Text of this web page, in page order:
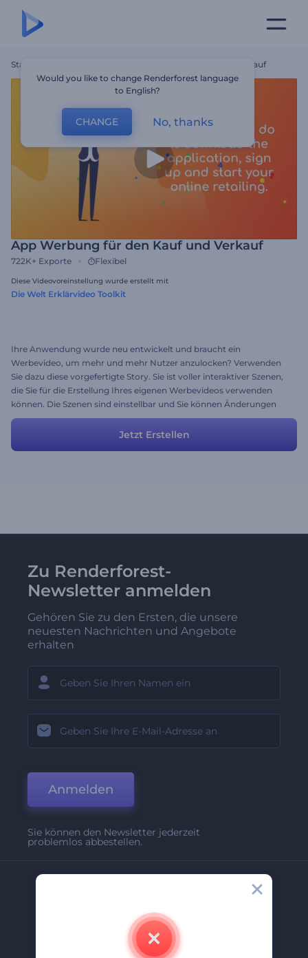
Startseite App Werbung Für Den Kauf Und Verkauf
App Werbung für den Kauf und Verkauf
722K+ Exporte Flexibel
Diese Videovoreinstellung wurde erstellt mit
Die Welt Erklärvideo Toolkit
Ihre Anwendung wurde neu entwickelt und braucht ein
Werbevideo, um mehr und mehr Nutzer anzulocken? Verwenden
Sie dazu diese vorgefertigte Story. Sie ist voller interaktiver Szenen,
die Sie für die Erstellung Ihres eigenen Werbevideos verwenden
können. Die Szenen sind einstellbar und Sie können Änderungen
vornehmen, um sie an Ihr eigenes Skript anzupassen. Testen Sie
noch heute und versetzen Sie Ihre Zuschauer in Erstaunen!
Jetzt Erstellen
Zu Renderforest-
Newsletter anmelden
Gehören Sie zu den Ersten, die unsere
neuesten Nachrichten und Angebote
erhalten
Anmelden
Sie können den Newsletter jederzeit
problemlos abbestellen.
Would you like to change Renderforest language
to English?
CHANGE No, thanks